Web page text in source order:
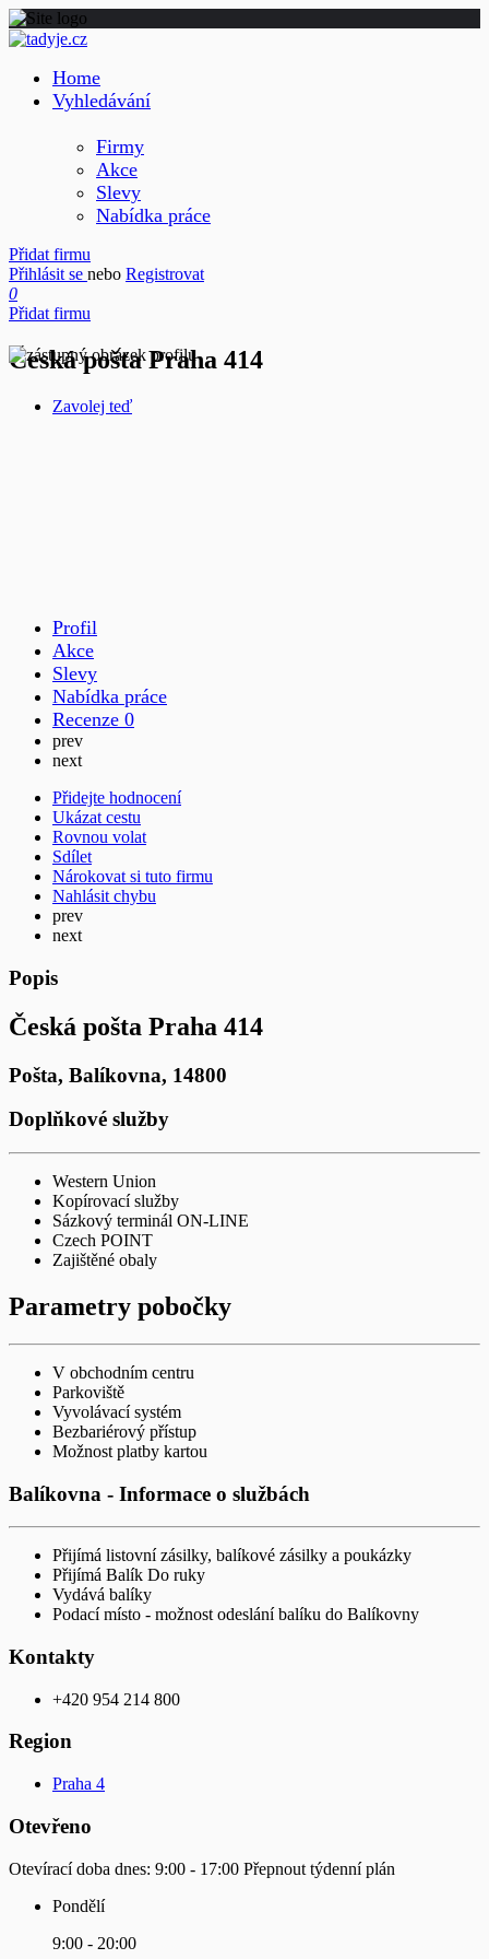
Home
Vyhledávání
Firmy
Akce
Slevy
Nabídka práce
Přidat firmu
Přihlásit se nebo Registrovat
0
Přidat firmu
Česká pošta Praha 414
Zavolej teď
Profil
Akce
Slevy
Nabídka práce
Recenze 0
prev
next
Přidejte hodnocení
Ukázat cestu
Rovnou volat
Sdílet
Nárokovat si tuto firmu
Nahlásit chybu
prev
next
Popis
Česká pošta Praha 414
Pošta, Balíkovna, 14800
Doplňkové služby
Western Union
Kopírovací služby
Sázkový terminál ON-LINE
Czech POINT
Zajištěné obaly
Parametry pobočky
V obchodním centru
Parkoviště
Vyvolávací systém
Bezbariérový přístup
Možnost platby kartou
Balíkovna - Informace o službách
Přijímá listovní zásilky, balíkové zásilky a poukázky
Přijímá Balík Do ruky
Vydává balíky
Podací místo - možnost odeslání balíku do Balíkovny
Kontakty
+420 954 214 800
Region
Praha 4
Otevřeno
Otevírací doba dnes: 9:00 - 17:00 Přepnout týdenní plán
Pondělí
9:00 - 20:00